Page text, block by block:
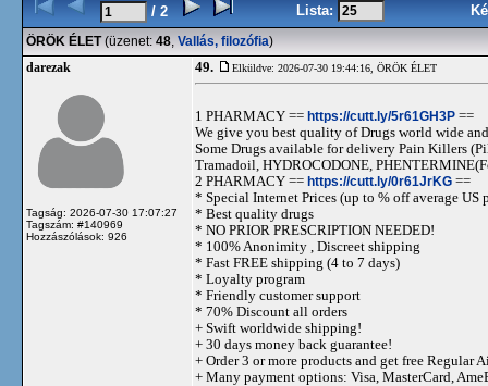
/ 2 Lista:
ÖRÖK ÉLET(üzenet: 48, Vallás, filozófia)
darezak
Tagság: 2026-07-30 17:07:27
Tagszám: #140969
Hozzászólások: 926
49. Elküldve: 2026-07-30 19:44:16, ÖRÖK ÉLET
1 PHARMACY == https://cutt.ly/5r61GH3P ==
We give you best quality of Drugs world wide
Some Drugs available for delivery Pain Killers
Tramadoil, HYDROCODONE,
2 PHARMACY == https://cutt.ly/0r61JrKG ==
* Special Internet Prices (up to % off average US
* Best quality drugs
* NO PRIOR PRESCRIPTION NEEDED!
* 100% Anonimity , Discreet shipping
* Fast FREE shipping (4 to 7 days)
* Loyalty program
* Friendly customer support
* 70% Discount all orders
+ Swift worldwide shipping!
+ 30 days money back guarantee!
+ Order 3 or more products and get free Regular
+ Many payment options: Visa, MasterCard,